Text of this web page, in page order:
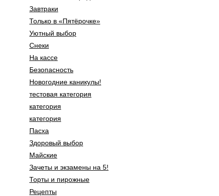
Завтраки
Только в «Пятёрочке»
Уютный выбор
Снеки
На кассе
Безопасность
Новогодние каникулы!
тестовая категория
категория
категория
Пасха
Здоровый выбор
Майские
Зачеты и экзамены на 5!
Торты и пирожные
Рецепты